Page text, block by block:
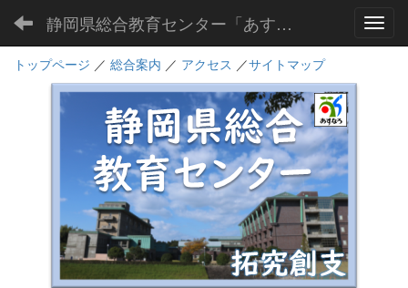
静岡県総合教育センター「あすなろ」
トップページ ／ 総合案内 ／ アクセス ／サイトマップ